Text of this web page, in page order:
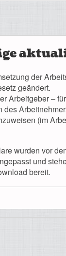
der
geändert.
Arbeitgeber –
des
(im
wurden vor
und
bereit.